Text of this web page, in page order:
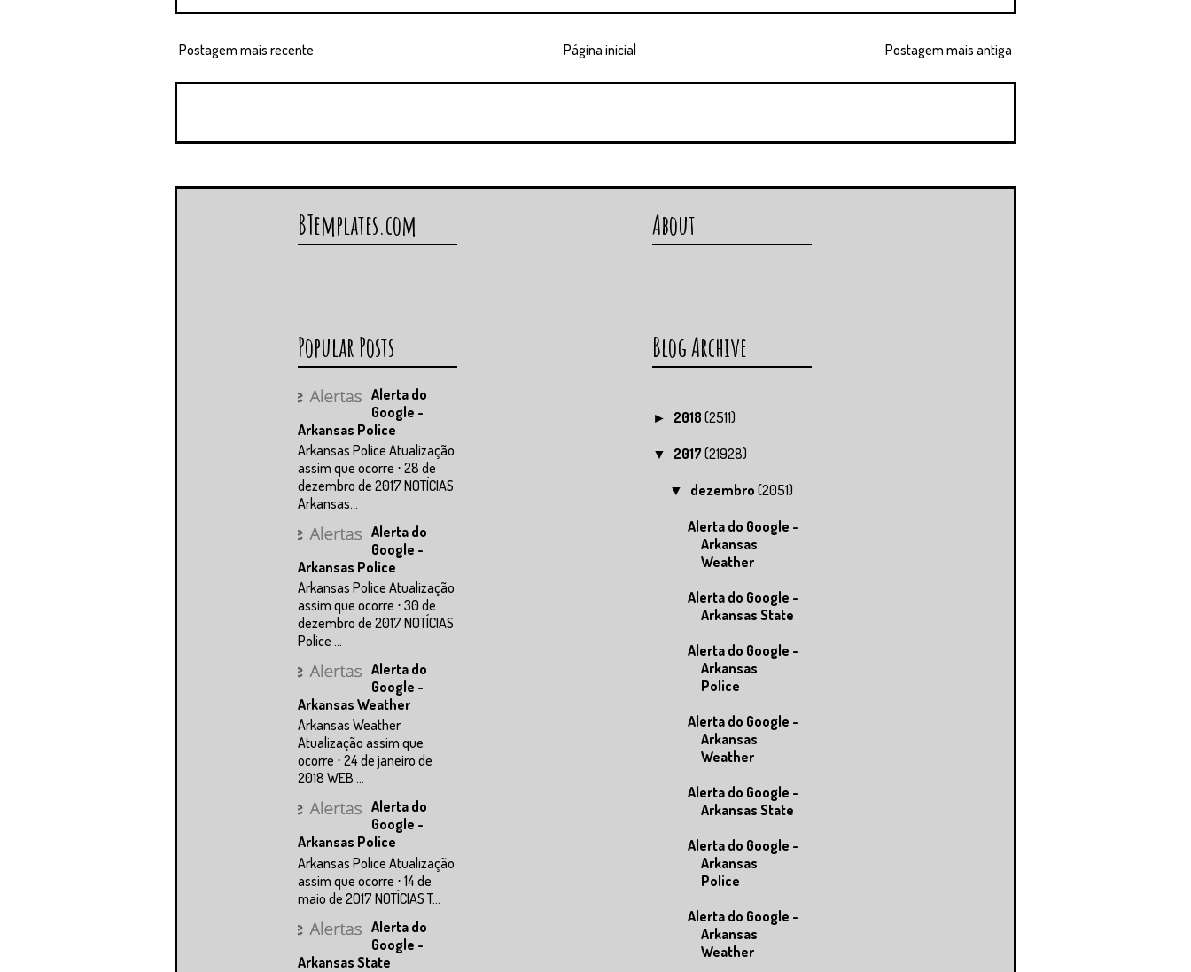
Postagem mais recente Postagem mais antiga
Página inicial
BTemplates.com About
Popular Posts
Alerta do
Google -
Arkansas Police
Arkansas Police Atualização
assim que ocorre ⋅ 28 de
dezembro de 2017 NOTÍCIAS
Arkansas...
Alerta do
Google -
Arkansas Police
Arkansas Police Atualização
assim que ocorre ⋅ 30 de
dezembro de 2017 NOTÍCIAS
Police ...
Alerta do
Google -
Arkansas Weather
Arkansas Weather
Atualização assim que
ocorre ⋅ 24 de janeiro de
2018 WEB ...
Alerta do
Google -
Arkansas Police
Arkansas Police Atualização
assim que ocorre ⋅ 14 de
maio de 2017 NOTÍCIAS T...
Alerta do
Google -
Arkansas State
Blog Archive
► 2018 (2511)
▼ 2017 (21928)
▼ dezembro(2051)
Alerta do Google -
Arkansas
Weather
Alerta do Google -
Arkansas State
Alerta do Google -
Arkansas
Police
Alerta do Google -
Arkansas
Weather
Alerta do Google -
Arkansas State
Alerta do Google -
Arkansas
Police
Alerta do Google -
Arkansas
Weather